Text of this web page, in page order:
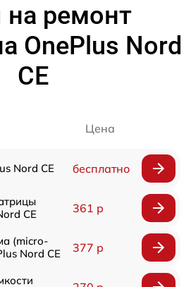
ремонт
OnePlus Nord
CE
Цена
Nord CE бесплатно
CE
361 р
(micro-
Nord CE
377 р